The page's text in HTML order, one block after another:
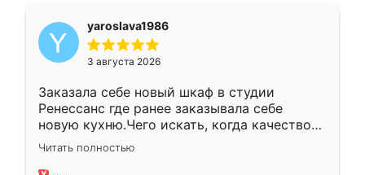
yaroslava1986
3 августа 2026
Заказала себе новый шкаф в студии
Ренессанс где ранее заказывала себе
новую кухню.Чего искать, когда качеством
вполне довольна. Служит кухня уже почти
два года, нареканий нет.
Читать полностью